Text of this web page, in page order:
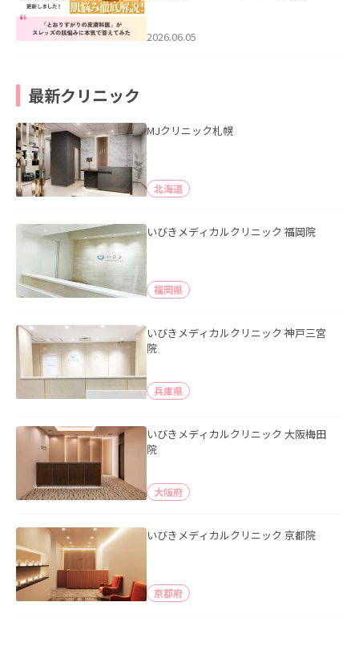
2026.06.05
最新クリニック
MJクリニック札幌
北海道
いびきメディカルクリニック 福岡院
福岡県
いびきメディカルクリニック 神戸三宮
院
兵庫県
いびきメディカルクリニック 大阪梅田
院
大阪府
いびきメディカルクリニック 京都院
京都府